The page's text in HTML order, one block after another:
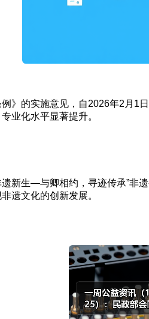
的实施意见，自2026年2月1
业化水平显著提升。
生—与卿相约，寻迹传承”非遗
遗文化的创新发展。